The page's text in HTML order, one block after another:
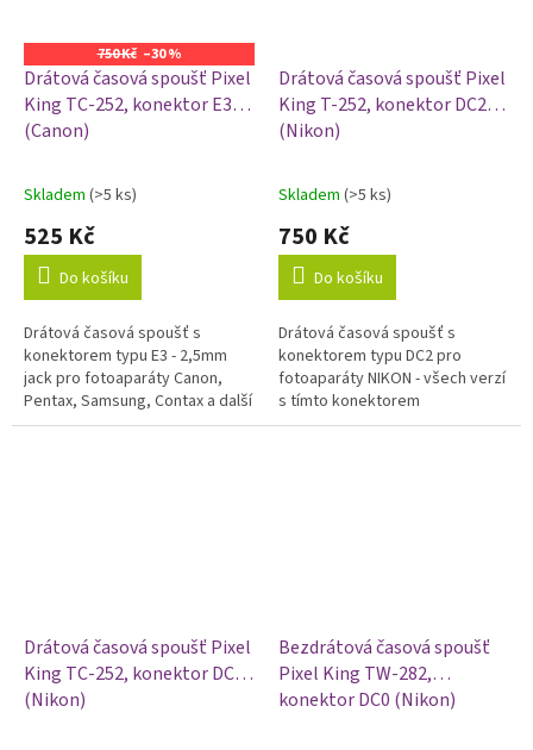
750 Kč –30 %
Drátová časová spoušť Pixel
King TC-252, konektor E3
(Canon)
Průměrné
hodnocení
produktu
5,0
5
hvězdiček.
Skladem (>5 ks)
525 Kč
Do košíku
Drátová časová spoušť s
konektorem typu E3 - 2,5mm
jack pro fotoaparáty Canon,
Pentax, Samsung, Contax a další
Drátová časová spoušť Pixel
King T-252, konektor DC2
(Nikon)
Průměrné
hodnocení
produktu
5,0
5
hvězdiček.
Skladem (>5 ks)
750 Kč
Do košíku
Drátová časová spoušť s
konektorem typu DC2 pro
fotoaparáty NIKON - všech verzí
s tímto konektorem
Drátová časová spoušť Pixel
King TC-252, konektor DC0
(Nikon)
Bezdrátová časová spoušť
Pixel King TW-282,
konektor DC0 (Nikon)